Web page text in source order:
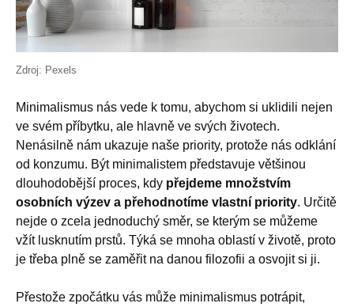
Zdroj: Pexels
Minimalismus nás vede k tomu, abychom si uklidili nejen
ve svém příbytku, ale hlavně ve svých životech.
Nenásilně nám ukazuje naše priority, protože nás odklání
od konzumu. Být minimalistem představuje většinou
dlouhodobější proces, kdy přejdeme množstvím
osobních výzev a přehodnotíme vlastní priority. Určitě
nejde o zcela jednoduchý směr, se kterým se můžeme
vžít lusknutím prstů. Týká se mnoha oblastí v životě, proto
je třeba plně se zaměřit na danou filozofii a osvojit si ji.
Přestože zpočátku vás může minimalismus potrápit,